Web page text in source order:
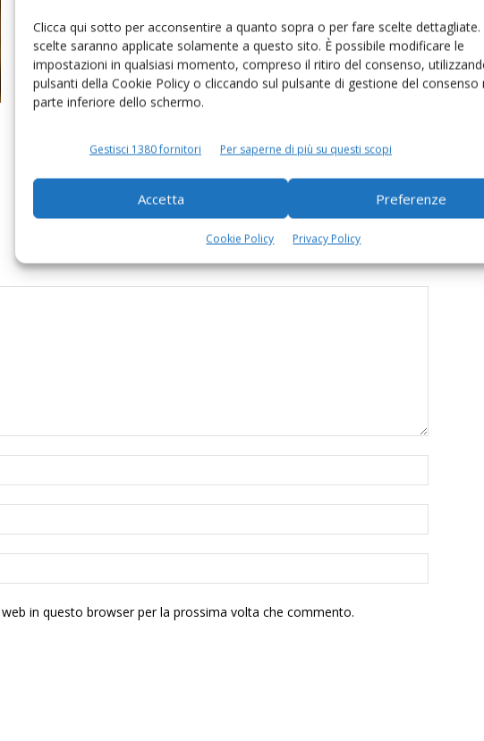
Clicca qui sotto per acconsentire a quanto sopra o per fare scelte dettagliate.
scelte saranno applicate solamente a questo sito. È possibile modificare le
impostazioni in qualsiasi momento, compreso il ritiro del consenso,
pulsanti della Cookie Policy o cliccando sul pulsante di gestione del consenso
parte inferiore dello schermo.
Gestisci 1380 fornitori Per saperne di più su questi scopi
Accetta Preferenze
Cookie Policy Privacy Policy
2026
in questo browser per la prossima volta che commento.